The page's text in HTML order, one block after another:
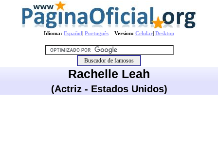
Idioma: Español| Português Version: Celular| Desktop
Rachelle Leah
(Actriz - Estados Unidos)